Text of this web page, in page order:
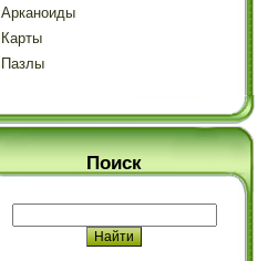
Арканоиды
Карты
Пазлы
Поиск